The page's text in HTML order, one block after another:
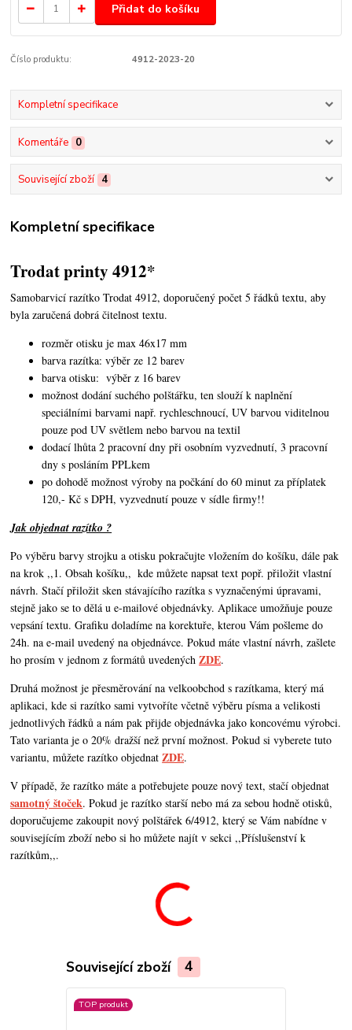
Přidat do košíku
Číslo produktu: 4912-2023-20
Kompletní specifikace
Komentáře 0
Související zboží 4
Kompletní specifikace
Trodat printy 4912*
Samobarvicí razítko Trodat 4912, doporučený počet 5 řádků textu,aby
byla zaručená dobrá čitelnost textu.
rozměr otisku je max 46x17 mm
barva razítka: výběr ze 12 barev
barva otisku: výběr z 16 barev
možnost dodání suchého polštářku, ten slouží k naplnění
speciálními barvami např. rychleschnoucí, UV barvou viditelnou
pouze pod UV světlem nebo barvou na textil
dodací lhůta 2 pracovní dny při osobním vyzvednutí, 3 pracovní
dny s posláním PPLkem
po dohodě možnost výroby na počkání do 60 minut za příplatek
120,- Kč s DPH, vyzvednutí pouze v sídle firmy!!
Jak objednat razítko ?
Po výběru barvy strojku a otisku pokračujte vložením do košíku, dále pak
na krok ,,1. Obsah košíku,, kde můžete napsat text popř. přiložit vlastní
návrh. Stačí přiložit sken stávajícího razítka s vyznačenými úpravami,
stejně jako se to dělá u e-mailové objednávky. Aplikace umožňuje pouze
vepsání textu. Grafiku doladíme na korektuře, kterou Vám pošleme do
24h. na e-mail uvedený na objednávce. Pokud máte vlastní návrh,zašlete
ho prosím v jednom z formátů uvedenýchZDE.
Druhá možnost je přesměrování na velkoobchod s razítkama, který má
aplikaci, kde si razítko sami vytvoříte včetně výběru písma a velikosti
jednotlivých řádků a nám pak přijde objednávka jako koncovému výrobci.
Tato varianta je o 20% dražší než první možnost. Pokud si vyberete tuto
variantu, můžete razítko objednatZDE.
V případě, že razítko máte a potřebujete pouze nový text, stačí objednat
samotný štoček. Pokud je razítko starší nebo má za sebou hodně otisků,
doporučujeme zakoupit nový polštářek 6/4912, který se Vám nabídne v
souvisejícím zboží nebo si ho můžete najít v sekci ,,Příslušenství k
razítkům,,.
Související zboží 4
TOP produkt